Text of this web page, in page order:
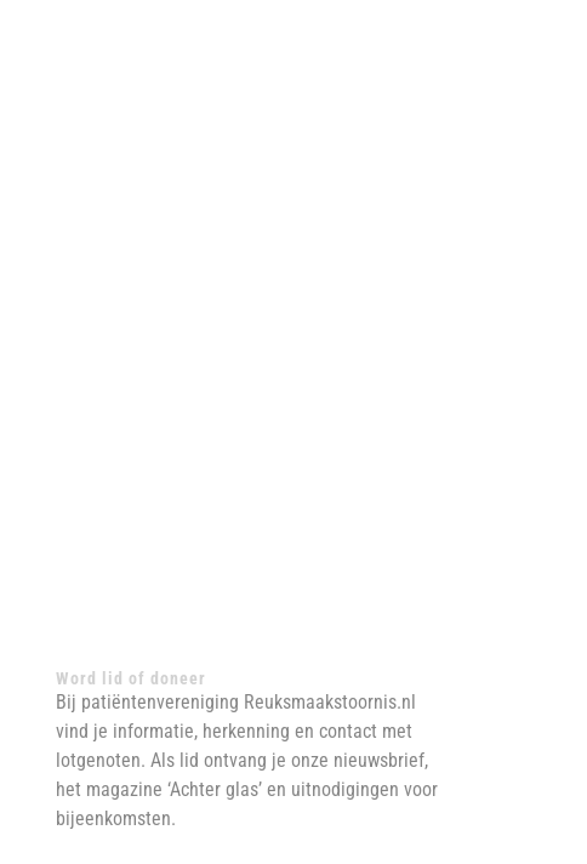
Word lid of doneer
Bij patiëntenvereniging Reuksmaakstoornis.nl
vind je informatie, herkenning en contact met
lotgenoten. Als lid ontvang je onze nieuwsbrief,
het magazine ‘Achter glas’ en uitnodigingen voor
bijeenkomsten.